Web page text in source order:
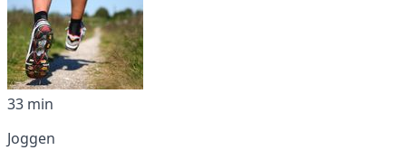
33 min
Joggen